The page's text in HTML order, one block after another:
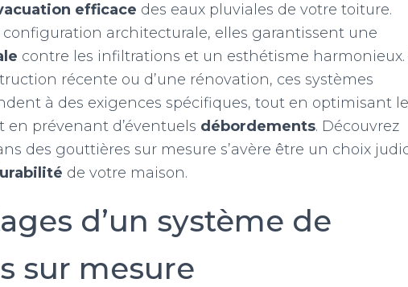
efficace des eaux pluviales de votre toiture.
architecturale, elles garantissent une
contre les infiltrations et un esthétisme harmonieux.
récente ou d’une rénovation, ces systèmes
à des exigences spécifiques, tout en optimisant le
en prévenant d’éventuels débordements. Découvrez
des gouttières sur mesure s’avère être un choix
de votre maison.
d’un système de
sur mesure